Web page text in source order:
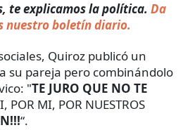
te explicamos la política. Da
nuestro boletín diario.
Quiroz publicó un
su pareja pero combinándolo
"TE JURO QUE NO TE
POR MI, POR NUESTROS
“.